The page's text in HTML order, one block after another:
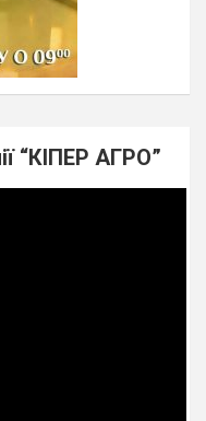
“КІПЕР АГРО”